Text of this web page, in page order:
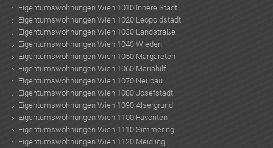
Eigentumswohnungen Wien 1010 Innere Stadt
Eigentumswohnungen Wien 1020 Leopoldstadt
Eigentumswohnungen Wien 1030 Landstraße
Eigentumswohnungen Wien 1040 Wieden
Eigentumswohnungen Wien 1050 Margareten
Eigentumswohnungen Wien 1060 Mariahilf
Eigentumswohnungen Wien 1070 Neubau
Eigentumswohnungen Wien 1080 Josefstadt
Eigentumswohnungen Wien 1090 Alsergrund
Eigentumswohnungen Wien 1100 Favoriten
Eigentumswohnungen Wien 1110 Simmering
Eigentumswohnungen Wien 1120 Meidling